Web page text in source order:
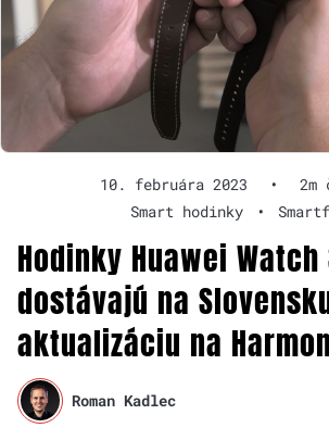
10. februára 2023 •
Smart hodinky
•
Hodinky Huawei Watch
dostávajú na
aktualizáciu na
Roman Kadlec